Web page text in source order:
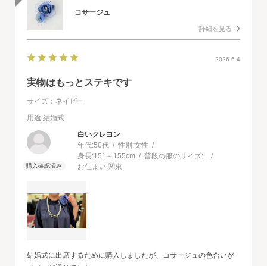
コサージュ
詳細を見る
2026.6.4
実物はもっとステキです
サイズ：ネイビー
用途:結婚式
白いクレヨン
年代:50代 性別:女性
身長:151～155cm 普段の服のサイズ:L
お住まい:関東
結婚式に出席するために購入しましたが、コサージュの色合いが